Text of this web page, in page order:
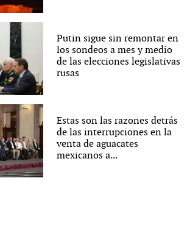
Putin sigue sin remontar en
los sondeos a mes y medio
de las elecciones legislativas
rusas
Estas son las razones detrás
de las interrupciones en la
venta de aguacates
mexicanos a...